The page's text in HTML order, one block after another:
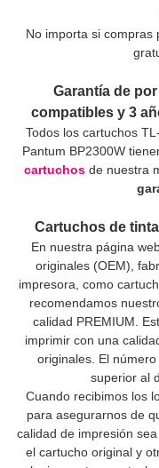
No importa si compras
Garantía de
compatibles y 3
Todos los cartuchos
Pantum BP2300W
cartuchosde nuestra
Cartuchos de
En nuestra página
originales (OEM),
impresora, como
recomendamos
calidad PREMIUM.
imprimir con una
originales. El
superior al
Cuando recibimos los
para asegurarnos de
calidad de impresión
el cartucho original y